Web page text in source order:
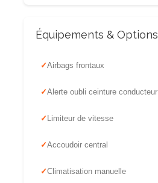
Équipements & Options
Airbags frontaux
Alerte oubli ceinture conducteur
Limiteur de vitesse
Accoudoir central
Climatisation manuelle